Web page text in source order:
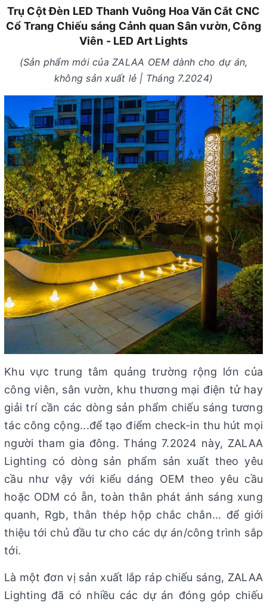
Trụ Cột Đèn LED Thanh Vuông Hoa Văn Cắt CNC
Cổ Trang Chiếu sáng Cảnh quan Sân vườn, Công
Viên - LED Art Lights
(Sản phẩm mới của ZALAA OEM dành cho dự án,
không sản xuất lẻ | Tháng 7.2024)
Khu vực trung tâm quảng trường rộng lớn của
công viên, sân vườn, khu thương mại điện tử hay
giải trí cần các dòng sản phẩm chiếu sáng tương
tác công cộng...để tạo điểm check-in thu hút mọi
người tham gia đông. Tháng 7.2024 này, ZALAA
Lighting có dòng sản phẩm sản xuất theo yêu
cầu như vậy với kiểu dáng OEM theo yêu cầu
hoặc ODM có ẵn, toàn thân phát ánh sáng xung
quanh, Rgb, thân thép hộp chắc chắn... để giới
thiệu tới chủ đầu tư cho các dự án/công trình sắp
tới.
Là một đơn vị sản xuất lắp ráp chiếu sáng, ZALAA
Lighting đã có nhiều các dự án đóng góp chiếu